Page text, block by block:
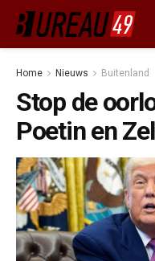
Home Nieuws Buitenland
Stop de
Poetin en